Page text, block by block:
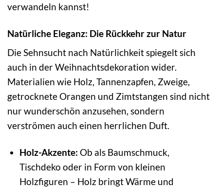
verwandeln kannst!
Natürliche Eleganz: Die Rückkehr zur Natur
Die Sehnsucht nach Natürlichkeit spiegelt sich
auch in der Weihnachtsdekoration wider.
Materialien wie Holz, Tannenzapfen, Zweige,
getrocknete Orangen und Zimtstangen sind nicht
nur wunderschön anzusehen, sondern
verströmen auch einen herrlichen Duft.
Holz-Akzente: Ob als Baumschmuck,
Tischdeko oder in Form von kleinen
Holzfiguren – Holz bringt Wärme und